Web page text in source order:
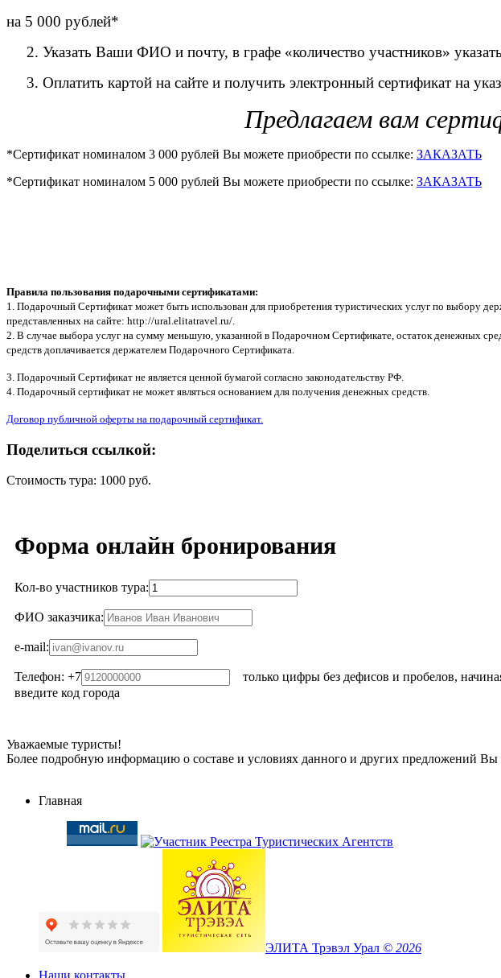
на 5 000 рублей*
2. Указать Ваши ФИО и почту, в графе «количество участников» указать
3. Оплатить картой на сайте и получить электронный сертификат на
Предлагаем вам
*Сертификат номиналом 3 000 рублей Вы можете приобрести по ссылке: ЗАКАЗАТЬ
*Сертификат номиналом 5 000 рублей Вы можете приобрести по ссылке: ЗАКАЗАТЬ
Правила пользования подарочными сертификатами:
1. Подарочный Сертификат может быть использован для приобретения туристических услуг по выбору
представленных на сайте: http://ural.elitatravel.ru/.
2. В случае выбора услуг на сумму меньшую, указанной в Подарочном Сертификате, остаток денежных
средств доплачивается держателем Подарочного Сертификата.
3. Подарочный Сертификат не является ценной бумагой согласно законодательству РФ.
4. Подарочный сертификат не может являться основанием для получения денежных средств.
Договор публичной оферты на подарочный сертификат.
Поделиться ссылкой:
Стоимость тура: 1000 руб.
Форма онлайн бронирования
Кол-во участников тура:
ФИО заказчика:
e-mail:
Телефон: +7
только цифры без дефисов и пробелов,
введите код города
Уважаемые туристы!
Более подробную информацию о составе и условиях данного и других предложений Вы
Главная
ЭЛИТА Трэвэл Урал © 2026